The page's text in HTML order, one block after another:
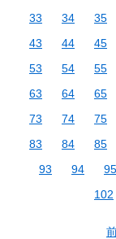
33
34 35
43
44 45
53
54 55
63
64 65
73
74 75
83
84 85
93
94 95
102